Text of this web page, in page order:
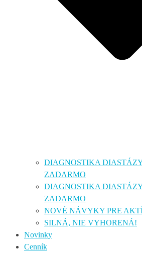
DIAGNOSTIKA
ZADARMO
DIAGNOSTIKA
ZADARMO
NOVÉ NÁVYKY PRE
SILNÁ, NIE VYHORENÁ!
Novinky
Cenník